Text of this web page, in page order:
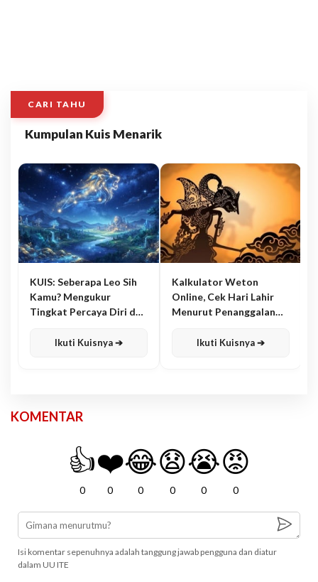
CARI TAHU
Kumpulan Kuis Menarik
KUIS: Seberapa Leo Sih
Kamu? Mengukur
Tingkat Percaya Diri dan
Ikuti Kuisnya ➔
Kalkulator Weton
Online, Cek Hari Lahir
Menurut Penanggalan
Ikuti Kuisnya ➔
KOMENTAR
👍
0
❤️
0
😂
0
😧
0
😭
0
😡
0
Isi komentar sepenuhnya adalah tanggung jawab pengguna dan diatur
dalam UU ITE